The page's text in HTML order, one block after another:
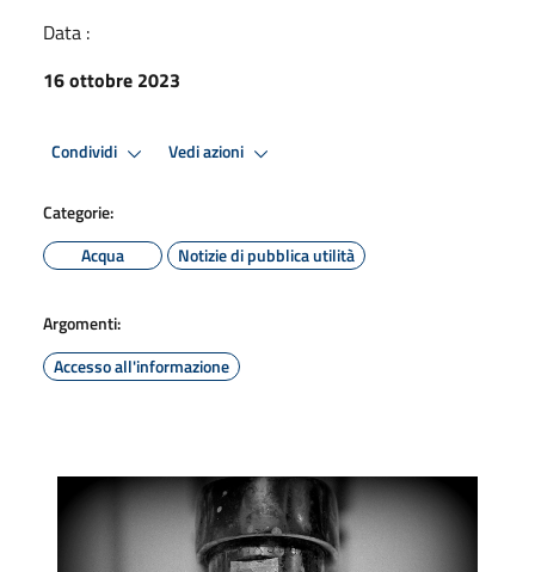
Data :
16 ottobre 2023
Condividi Vedi azioni
Categorie:
Acqua
Notizie di pubblica utilità
Argomenti:
Accesso all'informazione